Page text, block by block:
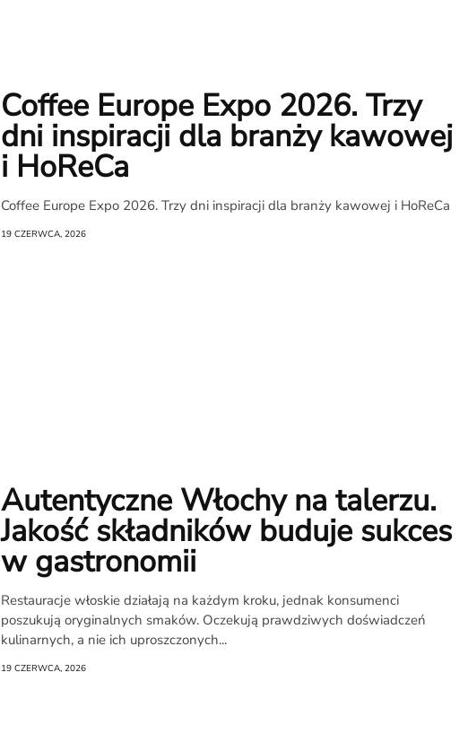
Search
Coffee Europe Expo 2026. Trzy
dni inspiracji dla branży kawowej
i HoReCa
Coffee Europe Expo 2026. Trzy dni inspiracji dla branży kawowej i HoReCa
19 CZERWCA, 2026
Autentyczne Włochy na talerzu.
Jakość składników buduje sukces
w gastronomii
Restauracje włoskie działają na każdym kroku, jednak konsumenci
poszukują oryginalnych smaków. Oczekują prawdziwych doświadczeń
kulinarnych, a nie ich uproszczonych...
19 CZERWCA, 2026